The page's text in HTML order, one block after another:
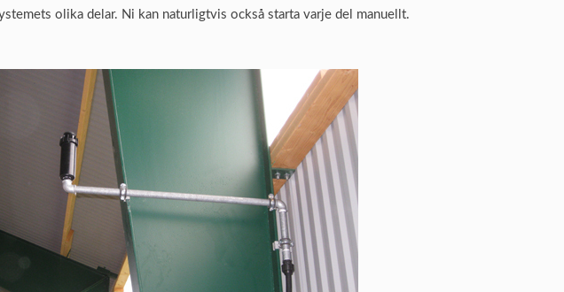
olika delar. Ni kan naturligtvis också starta varje del manuellt.